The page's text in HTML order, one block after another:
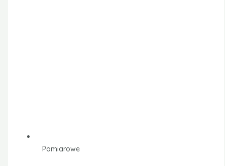
Pomiarowe